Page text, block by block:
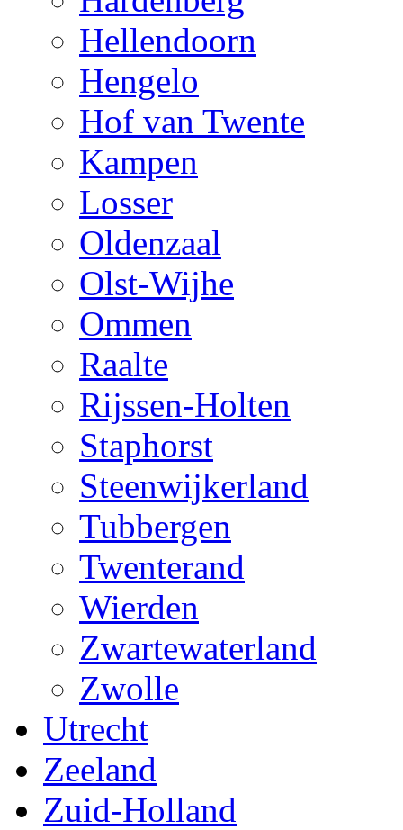
Hellendoorn
Hengelo
Hof van Twente
Kampen
Losser
Oldenzaal
Olst-Wijhe
Ommen
Raalte
Rijssen-Holten
Staphorst
Steenwijkerland
Tubbergen
Twenterand
Wierden
Zwartewaterland
Zwolle
Utrecht
Zeeland
Zuid-Holland